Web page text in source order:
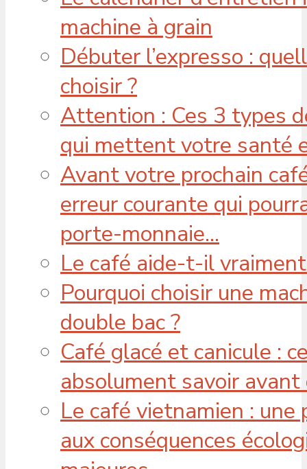
machine à grain
Débuter l’expresso :
choisir ?
Attention : Ces 3 types
qui mettent votre santé
Avant votre prochain
erreur courante qui
porte-monnaie…
Le café aide-t-il
Pourquoi choisir une
double bac ?
Café glacé et canicule :
absolument savoir avant
Le café vietnamien :
aux conséquences